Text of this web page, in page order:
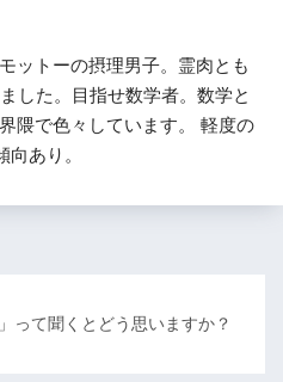
ットーの摂理男子。霊肉とも
した。目指せ数学者。数学と
隈で色々しています。 軽度の
あり。
って聞くとどう思いますか？